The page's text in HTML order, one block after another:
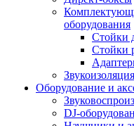
оборудования
Стойки
Стойки
Оборудование и
DJ-